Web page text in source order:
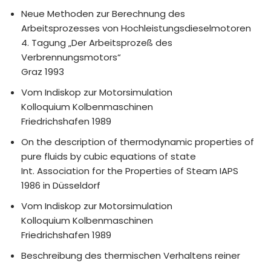
Neue Methoden zur Berechnung des
Arbeitsprozesses von Hochleistungsdieselmotoren
4. Tagung „Der Arbeitsprozeß des
Verbrennungsmotors“
Graz 1993
Vom Indiskop zur Motorsimulation
Kolloquium Kolbenmaschinen
Friedrichshafen 1989
On the description of thermodynamic properties of
pure fluids by cubic equations of state
Int. Association for the Properties of Steam IAPS
1986 in Düsseldorf
Vom Indiskop zur Motorsimulation
Kolloquium Kolbenmaschinen
Friedrichshafen 1989
Beschreibung des thermischen Verhaltens reiner